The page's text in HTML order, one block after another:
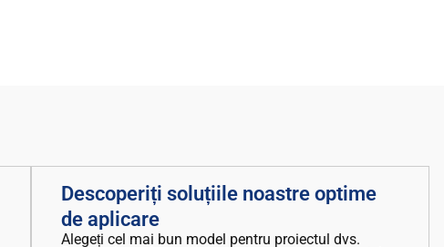
Descoperiți soluțiile noastre optime
de aplicare
Alegeți cel mai bun model pentru proiectul dvs.